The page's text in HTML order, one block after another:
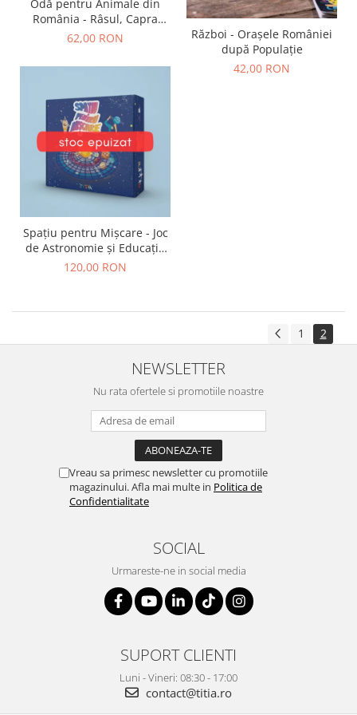
10 Ani
11 - 14 Ani
14+ Ani
TOATE JOCURILE
Odă pentru Animale din
România - Râsul, Capra
Neagră și Zimbrul
62,00 RON
Război - Orașele României
după Populație
42,00 RON
Spațiu pentru Mișcare - Joc
de Astronomie și Educație
Fizică
120,00 RON
1 2
NEWSLETTER
Nu rata ofertele si promotiile noastre
Vreau sa primesc newsletter cu promotiile
magazinului. Afla mai multe in Politica de
Confidentialitate
SOCIAL
Urmareste-ne in social media
SUPORT CLIENTI
Luni - Vineri: 08:30 - 17:00
contact@titia.ro